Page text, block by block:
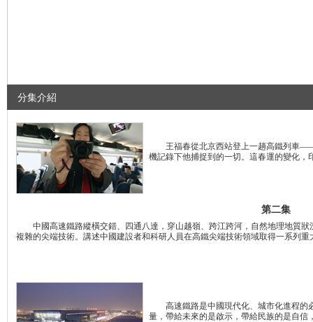
分集介紹
王福春從北京西站登上一趟高鐵列車——
機記錄下他捕捉到的一切。這春運的變化
第二集
中國高速鐵路縱橫交錯、四通八達，穿山越嶺、跨江跨河，自然地理地質狀
複雜的尖端技術。講述中國建設者和科研人員在高鐵尖端技術領域取得一系列重
高速鐵路是中國現代化、城市化進程的
量，帶給未來的是啟示，帶給民族的是自